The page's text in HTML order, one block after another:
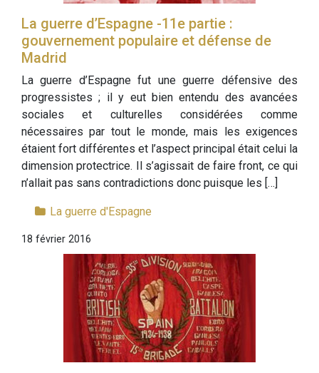
La guerre d’Espagne -11e partie :
gouvernement populaire et défense de
Madrid
La guerre d’Espagne fut une guerre défensive des
progressistes ; il y eut bien entendu des avancées
sociales et culturelles considérées comme
nécessaires par tout le monde, mais les exigences
étaient fort différentes et l’aspect principal était celui la
dimension protectrice. Il s’agissait de faire front, ce qui
n’allait pas sans contradictions donc puisque les […]
La guerre d'Espagne
18 février 2016